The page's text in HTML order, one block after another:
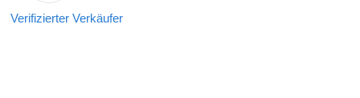
Verifizierter Verkäufer